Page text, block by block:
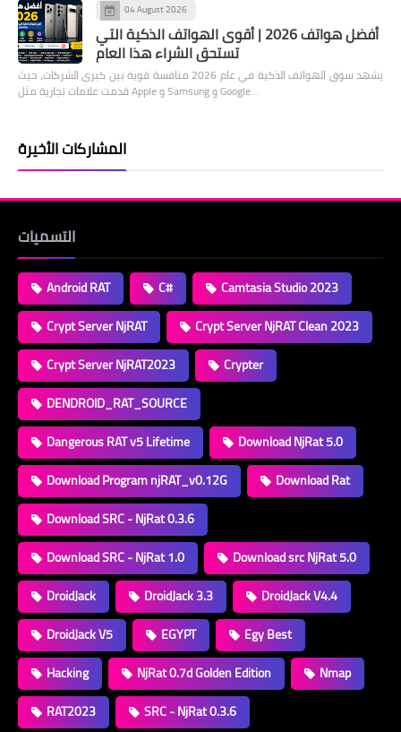
04 August 2026
أفضل هواتف 2026 | أقوى الهواتف الذكية التي
تستحق الشراء هذا العام
يشهد سوق الهواتف الذكية في عام 2026 منافسة قوية بين كبرى الشركات، حيث
قدمت علامات تجارية مثل Apple و Samsung و Google…
المشاركات الأخيرة
التسميات
Android RAT C#
Camtasia Studio 2023
Crypt Server NjRAT
Crypt Server NjRAT Clean 2023
Crypt Server NjRAT2023
Crypter
DENDROID_RAT_SOURCE
Dangerous RAT v5 Lifetime
Download NjRat 5.0
Download Program njRAT_v0.12G
Download Rat
Download SRC - NjRat 0.3.6
Download SRC - NjRat 1.0
Download src NjRat 5.0
DroidJack
DroidJack 3.3
DroidJack V4.4
DroidJack V5
EGYPT
Egy Best
Hacking
NjRat 0.7d Golden Edition
Nmap
RAT2023
SRC - NjRat 0.3.6